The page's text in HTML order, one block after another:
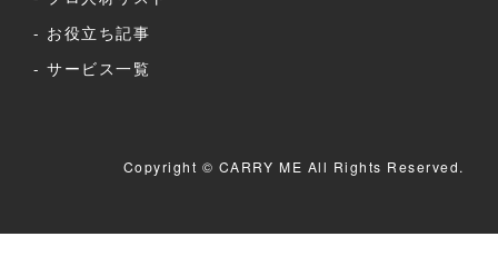
お役立ち記事
サービス一覧
Copyright © CARRY ME All Rights Reserved.